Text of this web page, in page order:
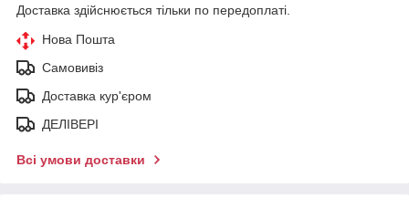
Доставка здійснюється тільки по передоплаті.
Нова Пошта
Самовивіз
Доставка кур'єром
ДЕЛІВЕРІ
Всі умови доставки